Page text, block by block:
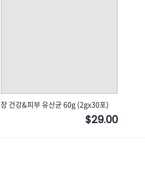
장 건강&피부 유산균 60g (2gx30포)
$29.00